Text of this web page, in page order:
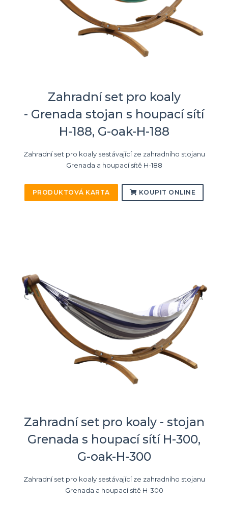
Zahradní set pro koaly
- Grenada stojan s houpací sítí
H-188, G-oak-H-188
Zahradní set pro koaly sestávající ze zahradního stojanu
Grenada a houpací sítě H-188
PRODUKTOVÁ KARTA KOUPIT ONLINE
Zahradní set pro koaly - stojan
Grenada s houpací sítí H-300,
G-oak-H-300
Zahradní set pro koaly sestávající ze zahradního stojanu
Grenada a houpací sítě H-300